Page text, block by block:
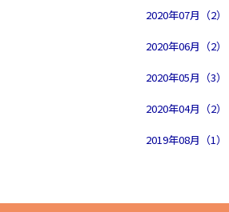
2020年07月（2）
2020年06月（2）
2020年05月（3）
2020年04月（2）
2019年08月（1）